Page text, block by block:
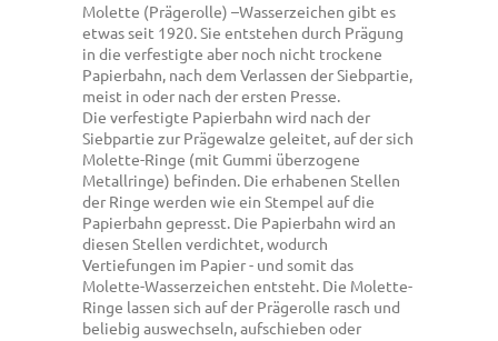
Molette (Prägerolle) –Wasserzeichen gibt es
etwas seit 1920. Sie entstehen durch Prägung
in die verfestigte aber noch nicht trockene
Papierbahn, nach dem Verlassen der Siebpartie,
meist in oder nach der ersten Presse.
Die verfestigte Papierbahn wird nach der
Siebpartie zur Prägewalze geleitet, auf der sich
Molette-Ringe (mit Gummi überzogene
Metallringe) befinden. Die erhabenen Stellen
der Ringe werden wie ein Stempel auf die
Papierbahn gepresst. Die Papierbahn wird an
diesen Stellen verdichtet, wodurch
Vertiefungen im Papier - und somit das
Molette-Wasserzeichen entsteht. Die Molette-
Ringe lassen sich auf der Prägerolle rasch und
beliebig auswechseln, aufschieben oder